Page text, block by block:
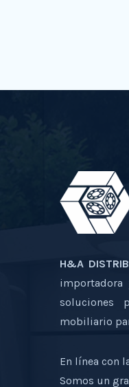
H&A
soluciones
mobiliario
En línea con
Somos un